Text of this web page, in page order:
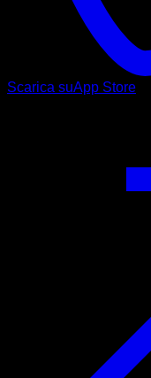
Scarica suApp Store